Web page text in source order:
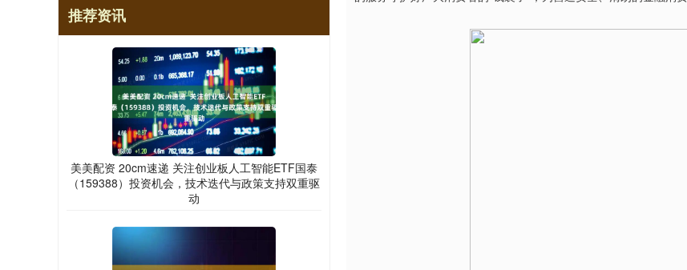
推荐资讯
美美配资 20cm速递 关注创业板人工智能ETF国泰
（159388）投资机会，技术迭代与政策支持双重驱
动